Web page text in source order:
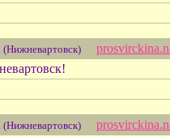
(Нижневартовск)
(Нижневартовск)